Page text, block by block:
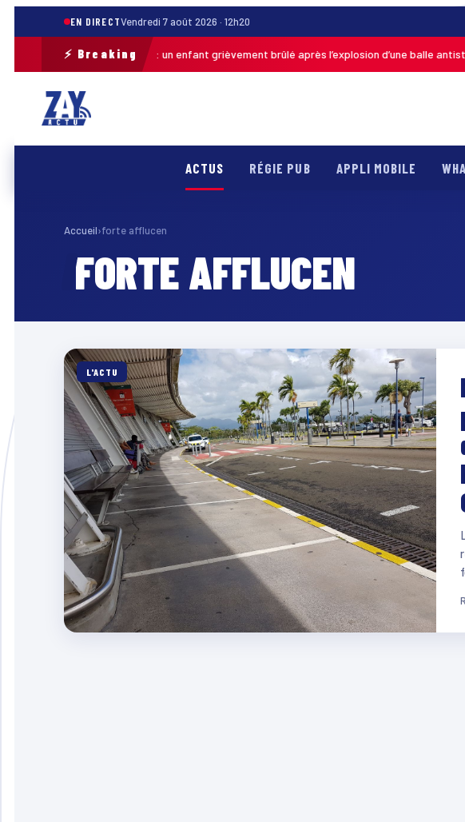
EN DIRECTVendredi 7 août 2026 · 12h20
⚡ Breaking
Pas-de-Calais : un enfant grièvement brûlé après l’explosion d’une balle
ACTUS RÉGIE PUB APPLI MOBILE
Accueil›forte afflucen
FORTE AFFLUCEN
L'ACTU